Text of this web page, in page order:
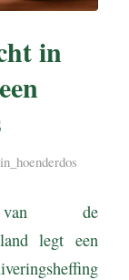
in
van de
legt een